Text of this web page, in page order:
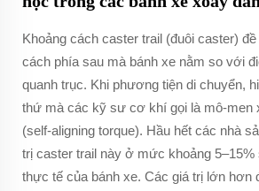
Khoảng cách caster trail (đuôi caster)
cách phía sau mà bánh xe nằm so với
quanh trục. Khi phương tiện di chuyển,
thứ mà các kỹ sư cơ khí gọi là mô-men
(self-aligning torque). Hầu hết các nhà
trị caster trail này ở mức khoảng
thực tế của bánh xe. Các giá trị lớn hơn